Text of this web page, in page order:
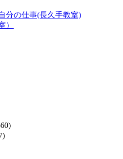
分の仕事(長久手教室)
）